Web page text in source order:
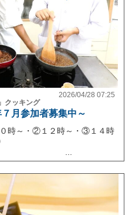
2026/04/28 07:25
クッキング
月参加者募集中～
～・②１２時～・③１４時